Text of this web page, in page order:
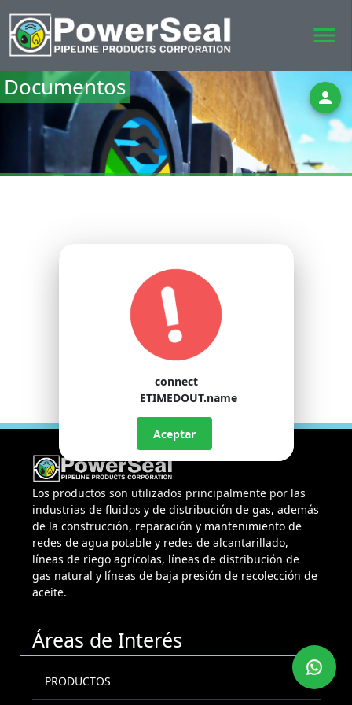
menu
person
Documentos
Los productos son utilizados principalmente por las
industrias de fluidos y de distribución de gas, además
de la construcción, reparación y mantenimiento de
redes de agua potable y redes de alcantarillado,
líneas de riego agrícolas, líneas de distribución de
gas natural y líneas de baja presión de recolección de
aceite.
Áreas de Interés
PRODUCTOS
connect
ETIMEDOUT.name
Aceptar